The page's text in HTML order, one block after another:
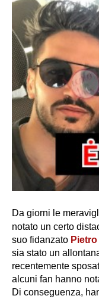
Da giorni le
notato un certo
suo fidanzato
sia stato un
recentemente
alcuni fan hanno
Di conseguenza,